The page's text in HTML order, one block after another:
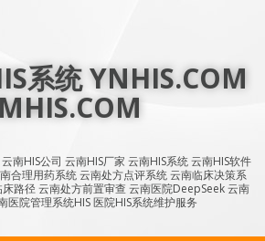
系统 YNHIS.COM
南HIS公司 云南HIS厂家 云南HIS系统 云南HIS软件
合理用药系统 云南处方点评系统 云南临床决策系
路径 云南处方前置审查 云南医院DeepSeek 云南
医院管理系统HIS 医院HIS系统维护服务